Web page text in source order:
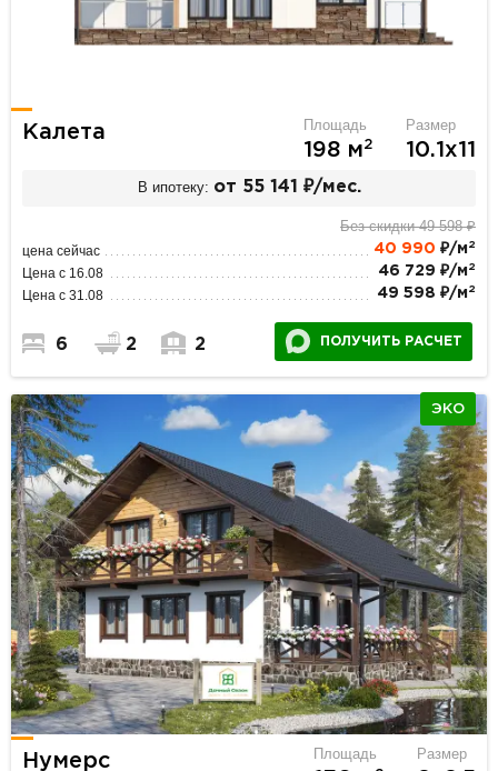
Калета Площадь
198 м2
Размер
10.1х11
В ипотеку: от 55 141 ₽/мес.
Без скидки 49 598 ₽
цена сейчас 40 990 ₽/м 2
Цена с 16.08 46 729 ₽/м 2
Цена с 31.08 49 598 ₽/м 2
6 2 2 ПОЛУЧИТЬ РАСЧЕТ
ЭКО
Нумерс Площадь Размер